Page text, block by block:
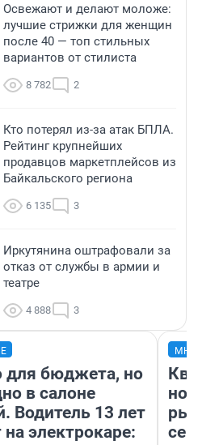
Освежают и делают моложе:
лучшие стрижки для женщин
после 40 — топ стильных
вариантов от стилиста
8 782 2
Кто потерял из-за атак БПЛА.
Рейтинг крупнейших
продавцов маркетплейсов из
Байкальского региона
6 135 3
Иркутянина оштрафовали за
отказ от службы в армии и
театре
4 888 3
для бюджета, но
в салоне
Водитель 13 лет
на электрокаре:
но